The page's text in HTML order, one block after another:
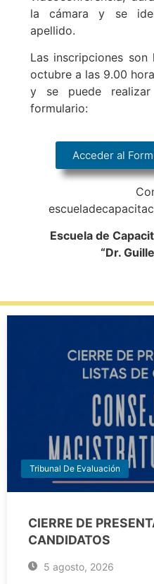
la cámara y se
apellido.
Las inscripciones
octubre a las 9.00
y se puede realizar
formulario:
Acceder al
Escuela de
“Dr.
Tribunal De Evaluación
CIERRE DE
CANDIDATOS
5 agosto, 2026